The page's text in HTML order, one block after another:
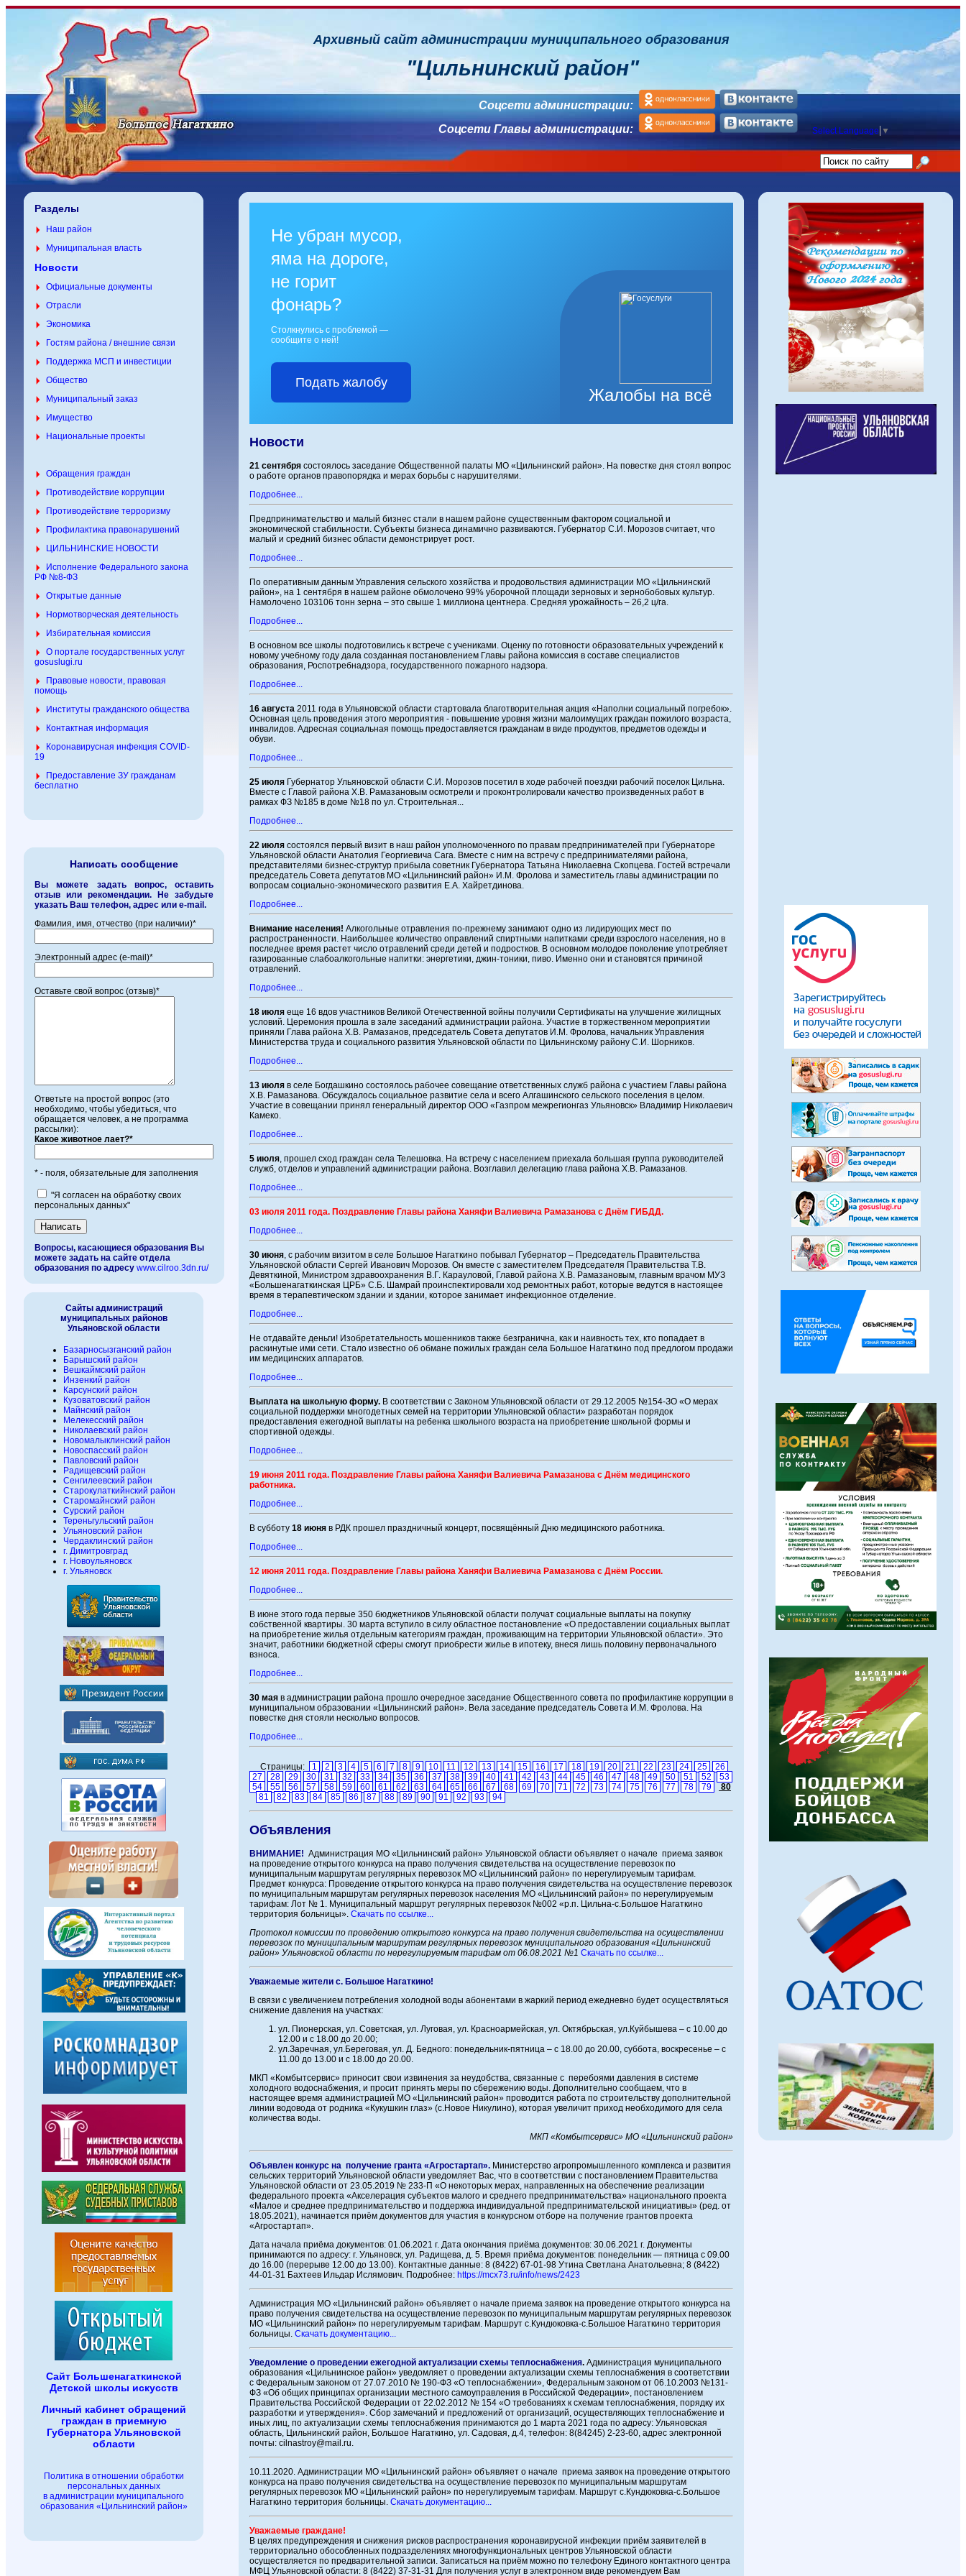
Архивный сайт администрации муниципального образования
"Цильнинский район"
Соцсети администрации:
Соцсети Главы администрации: Select Language ▼
Разделы
Наш район
Муниципальная власть
Новости
Официальные документы
Отрасли
Экономика
Гостям района / внешние связи
Поддержка МСП и инвестиции
Общество
Муниципальный заказ
Имущество
Национальные проекты
Обращения граждан
Противодействие коррупции
Противодействие терроризму
Профилактика правонарушений
ЦИЛЬНИНСКИЕ НОВОСТИ
Исполнение Федерального закона
РФ №8-ФЗ
Открытые данные
Нормотворческая деятельность
Избирательная комиссия
О портале государственных услуг
gosuslugi.ru
Правовые новости, правовая
помощь
Институты гражданского общества
Контактная информация
Коронавирусная инфекция COVID-
19
Предоставление ЗУ гражданам
бесплатно
Написать сообщение
Вы можете задать вопрос, оставить
отзыв или рекомендации. Не забудьте
указать Ваш телефон, адрес или e-mail.
Фамилия, имя, отчество (при наличии)*
Электронный адрес (e-mail)*
Оставьте свой вопрос (отзыв)*
Ответьте на простой вопрос (это
необходимо, чтобы убедиться, что
обращается человек, а не программа
рассылки):
Какое животное лает?*
* - поля, обязательные для заполнения
"Я согласен на обработку своих
персональных данных"
Вопросы, касающиеся образования Вы
можете задать на сайте отдела
образования по адресу www.cilroo.3dn.ru/
Сайты администраций
муниципальных районов
Ульяновской области
Базарносызганский район
Барышский район
Вешкаймский район
Инзенкий район
Карсунский район
Кузоватовский район
Майнский район
Мелекесский район
Николаевский район
Новомалыклинский район
Новоспасский район
Павловский район
Радищевский район
Сенгилеевский район
Старокулаткийнский район
Старомайнский район
Сурский район
Тереньгульский район
Ульяновский район
Чердаклинский район
г. Димитровград
г. Новоульяновск
г. Ульяновск
Сайт Большенагаткинской
Детской школы искусств
Личный кабинет обращений
граждан в приемную
Губернатора Ульяновской
области
Политика в отношении обработки
персональных данных
в администрации муниципального
образования «Цильнинский район»
Жалобы на всё
Не убран мусор,
яма на дороге,
не горит
фонарь?
Столкнулись с проблемой —
сообщите о ней!
Подать жалобу
Новости
21 сентября состоялось заседание Общественной палаты МО «Цильнинский район». На повестке дня стоял вопрос
о работе органов правопорядка и мерах борьбы с нарушителями.
Подробнее...
Предпринимательство и малый бизнес стали в нашем районе существенным фактором социальной и
экономической стабильности. Субъекты бизнеса динамично развиваются. Губернатор С.И. Морозов считает, что
малый и средний бизнес области демонстрирует рост.
Подробнее...
По оперативным данным Управления сельского хозяйства и продовольствия администрации МО «Цильнинский
район», на 1 сентября в нашем районе обмолочено 99% уборочной площади зерновых и зернобобовых культур.
Намолочено 103106 тонн зерна – это свыше 1 миллиона центнера. Средняя урожайность – 26,2 ц/га.
Подробнее...
В основном все школы подготовились к встрече с учениками. Оценку по готовности образовательных учреждений к
новому учебному году дала созданная постановлением Главы района комиссия в составе специалистов
образования, Роспотребнадзора, государственного пожарного надзора.
Подробнее...
16 августа 2011 года в Ульяновской области стартовала благотворительная акция «Наполни социальный погребок».
Основная цель проведения этого мероприятия - повышение уровня жизни малоимущих граждан пожилого возраста,
инвалидов. Адресная социальная помощь предоставляется гражданам в виде продуктов, предметов одежды и
обуви.
Подробнее...
25 июля Губернатор Ульяновской области С.И. Морозов посетил в ходе рабочей поездки рабочий поселок Цильна.
Вместе с Главой района Х.В. Рамазановым осмотрели и проконтролировали качество произведенных работ в
рамках ФЗ №185 в доме №18 по ул. Строительная...
Подробнее...
22 июля состоялся первый визит в наш район уполномоченного по правам предпринимателей при Губернаторе
Ульяновской области Анатолия Георгиевича Сага. Вместе с ним на встречу с предпринимателями района,
представителями бизнес-структур прибыла советник Губернатора Татьяна Николаевна Скопцева. Гостей встречали
председатель Совета депутатов МО «Цильнинский район» И.М. Фролова и заместитель главы администрации по
вопросам социально-экономического развития Е.А. Хайретдинова.
Подробнее...
Внимание населения! Алкогольные отравления по-прежнему занимают одно из лидирующих мест по
распространенности. Наибольшее количество оправлений спиртными напитками среди взрослого населения, но в
последнее время растет число отравлений среди детей и подростков. В основном молодое поколение употребляет
газированные слабоалкогольные напитки: энергетики, джин-тоники, пиво. Именно они и становятся причиной
отравлений.
Подробнее...
18 июля еще 16 вдов участников Великой Отечественной войны получили Сертификаты на улучшение жилищных
условий. Церемония прошла в зале заседаний администрации района. Участие в торжественном мероприятии
приняли Глава района Х.В. Рамазанов, председатель Совета депутатов И.М. Фролова, начальник Управления
Министерства труда и социального развития Ульяновской области по Цильнинскому району С.И. Шорников.
Подробнее...
13 июля в селе Богдашкино состоялось рабочее совещание ответственных служб района с участием Главы района
Х.В. Рамазанова. Обсуждалось социальное развитие села и всего Алгашинского сельского поселения в целом.
Участие в совещании принял генеральный директор ООО «Газпром межрегионгаз Ульяновск» Владимир Николаевич
Камеко.
Подробнее...
5 июля, прошел сход граждан села Телешовка. На встречу с населением приехала большая группа руководителей
служб, отделов и управлений администрации района. Возглавил делегацию глава района Х.В. Рамазанов.
Подробнее...
03 июля 2011 года. Поздравление Главы района Ханяфи Валиевича Рамазанова с Днём ГИБДД.
Подробнее...
30 июня, с рабочим визитом в селе Большое Нагаткино побывал Губернатор – Председатель Правительства
Ульяновской области Сергей Иванович Морозов. Он вместе с заместителем Председателя Правительства Т.В.
Девяткиной, Министром здравоохранения В.Г. Карауловой, Главой района Х.В. Рамазановым, главным врачом МУЗ
«Большенагаткинская ЦРБ» С.Б. Шамрай проинспектировали ход ремонтных работ, которые ведутся в настоящее
время в терапевтическом здании и здании, которое занимает инфекционное отделение.
Подробнее...
Не отдавайте деньги! Изобретательность мошенников также безгранична, как и наивность тех, кто попадает в
раскинутые ими сети. Стало известно об обмане пожилых граждан села Большое Нагаткино под предлогом продажи
им медицинских аппаратов.
Подробнее...
Выплата на школьную форму. В соответствии с Законом Ульяновской области от 29.12.2005 №154-ЗО «О мерах
социальной поддержки многодетных семей на территории Ульяновской области» разработан порядок
предоставления ежегодной выплаты на ребенка школьного возраста на приобретение школьной формы и
спортивной одежды.
Подробнее...
19 июня 2011 года. Поздравление Главы района Ханяфи Валиевича Рамазанова с Днём медицинского
работника.
Подробнее...
В субботу 18 июня в РДК прошел праздничный концерт, посвящённый Дню медицинского работника.
Подробнее...
12 июня 2011 года. Поздравление Главы района Ханяфи Валиевича Рамазанова с Днём России.
Подробнее...
В июне этого года первые 350 бюджетников Ульяновской области получат социальные выплаты на покупку
собственной квартиры. 30 марта вступило в силу областное постановление «О предоставлении социальных выплат
на приобретение жилья отдельным категориям граждан, проживающим на территории Ульяновской области». Это
значит, работники бюджетной сферы смогут приобрести жилье в ипотеку, внеся лишь половину первоначального
взноса.
Подробнее...
30 мая в администрации района прошло очередное заседание Общественного совета по профилактике коррупции в
муниципальном образовании «Цильнинский район». Вела заседание председатель Совета И.М. Фролова. На
повестке дня стояли несколько вопросов.
Подробнее...
Страницы: 1 2 3 4 5 6 7 8 9 10 11 12 13 14 15 16 17 18 19 20 21 22 23 24 25
26
27
28 29 30 31 32 33 34 35 36 37 38 39 40 41 42 43 44 45 46 47 48 49 50 51 52
53
54
55 56 57 58 59 60 61 62 63 64 65 66 67 68 69 70 71 72 73 74 75 76 77 78 79
80
81
82 83 84 85 86 87 88 89 90 91 92 93 94
Объявления
ВНИМАНИЕ! Администрация МО «Цильнинский район» Ульяновской области объявляет о начале приема заявок
на проведение открытого конкурса на право получения свидетельства на осуществление перевозок по
муниципальным маршрутам регулярных перевозок МО «Цильнинский район» по нерегулируемым тарифам.
Предмет конкурса: Проведение открытого конкурса на право получения свидетельства на осуществление перевозок
по муниципальным маршрутам регулярных перевозок населения МО «Цильнинский район» по нерегулируемым
тарифам: Лот № 1. Муниципальный маршрут регулярных перевозок №002 «р.п. Цильна-с.Большое Нагаткино
территория больницы». Скачать по ссылке...
Протокол комиссии по проведению открытого конкурса на право получения свидетельства на осуществлении
перевозок по муниципальным маршрутам регулярных перевозок муниципального образования «Цильнинский
район» Ульяновской области по нерегулируемым тарифам от 06.08.2021 №1 Скачать по ссылке...
Уважаемые жители с. Большое Нагаткино!
В связи с увеличением потребления холодной воды абонентами в жаркий период ежедневно будет осуществляться
снижение давления на участках:
ул. Пионерская, ул. Советская, ул. Луговая, ул. Красноармейская, ул. Октябрьская, ул.Куйбышева – с 10.00 до
12.00 и с 18.00 до 20.00;
ул.Заречная, ул.Береговая, ул. Д. Бедного: понедельник-пятница – с 18.00 до 20.00, суббота, воскресенье – с
11.00 до 13.00 и с 18.00 до 20.00.
МКП «Комбытсервис» приносит свои извинения за неудобства, связанные с перебоями давления в системе
холодного водоснабжения, и просит принять меры по сбережению воды. Дополнительно сообщаем, что в
настоящее время администрацией МО «Цильнинский район» проводится работа по строительству дополнительной
линии водовода от родника «Кукушкин глаз» (с.Новое Никулино), которая увеличит приход необходимого для села
количества воды.
МКП «Комбытсервис» МО «Цильнинский район»
Объявлен конкурс на получение гранта «Агростартап». Министерство агропромышленного комплекса и развития
сельских территорий Ульяновской области уведомляет Вас, что в соответствии с постановлением Правительства
Ульяновской области от 23.05.2019 № 233-П «О некоторых мерах, направленных на обеспечение реализации
федерального проекта «Акселерация субъектов малого и среднего предпринимательства» национального проекта
«Малое и среднее предпринимательство и поддержка индивидуальной предпринимательской инициативы» (ред. от
18.05.2021), начинается приём документов для участия в конкурсном отборе на получение грантов проекта
«Агростартап».
Дата начала приёма документов: 01.06.2021 г. Дата окончания приёма документов: 30.06.2021 г. Документы
принимаются по адресу: г. Ульяновск, ул. Радищева, д. 5. Время приёма документов: понедельник — пятница с 09.00
до 16.00 (перерыве 12.00 до 13.00). Контактные данные: 8 (8422) 67-01-98 Утина Светлана Анатольевна; 8 (8422)
44-01-31 Бахтеев Ильдар Ислямович. Подробнее: https://mcx73.ru/info/news/2423
Администрация МО «Цильнинский район» объявляет о начале приема заявок на проведение открытого конкурса на
право получения свидетельства на осуществление перевозок по муниципальным маршрутам регулярных перевозок
МО «Цильнинский район» по нерегулируемым тарифам. Маршрут с.Кундюковка-с.Большое Нагаткино территория
больницы. Скачать документацию...
Уведомление о проведении ежегодной актуализации схемы теплоснабжения. Администрация муниципального
образования «Цильнинское район» уведомляет о проведении актуализации схемы теплоснабжения в соответствии
с Федеральным законом от 27.07.2010 № 190-ФЗ «О теплоснабжении», Федеральным законом от 06.10.2003 №131-
ФЗ «Об общих принципах организации местного самоуправления в Российской Федерации», постановлением
Правительства Российской Федерации от 22.02.2012 № 154 «О требованиях к схемам теплоснабжения, порядку их
разработки и утверждения». Сбор замечаний и предложений от организаций, осуществляющих теплоснабжение и
иных лиц, по актуализации схемы теплоснабжения принимаются до 1 марта 2021 года по адресу: Ульяновская
область, Цильнинский район, Большое Нагаткино, ул. Садовая, д.4, телефон: 8(84245) 2-23-60, адрес электронной
почты: cilnastroy@mail.ru.
10.11.2020. Администрации МО «Цильнинский район» объявляет о начале приема заявок на проведение открытого
конкурса на право получения свидетельства на осуществление перевозок по муниципальным маршрутам
регулярных перевозок МО «Цильнинский район» по нерегулируемым тарифам. Маршрут с.Кундюковка-с.Большое
Нагаткино территория больницы. Скачать документацию...
Уважаемые граждане!
В целях предупреждения и снижения рисков распространения коронавирусной инфекции приём заявителей в
территориально обособленных подразделениях многофункциональных центров Ульяновской области
осуществляется по предварительной записи. Записаться на приём можно по телефону Единого контактного центра
МФЦ Ульяновской области: 8 (8422) 37-31-31 Для получения услуг в электронном виде рекомендуем Вам